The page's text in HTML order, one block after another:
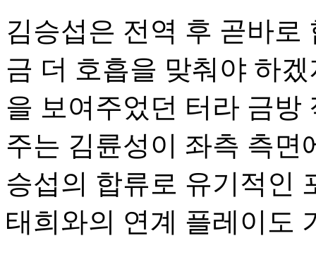
김승섭은 전역 후 곧바로
금 더 호흡을 맞춰야 하
을 보여주었던 터라 금방
주는 김륜성이 좌측 측면
승섭의 합류로 유기적인
태희와의 연계 플레이도